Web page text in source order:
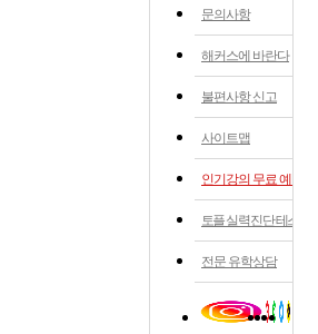
문의사항
해커스에 바란다
불편사항 신고
사이트맵
인기강의 무료 예약
토플 실력 진단 테스트
전문 유학상담